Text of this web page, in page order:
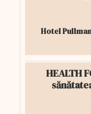
Hotel
HEALTH